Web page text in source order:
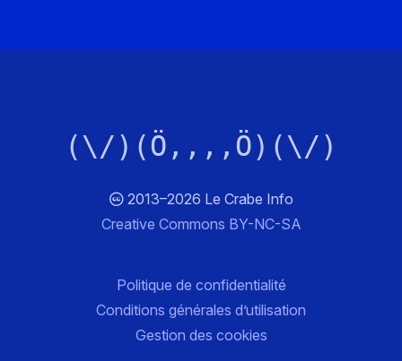
(\/)(Ö,,,,Ö)(\/)
2013–2026 Le Crabe Info
Creative Commons BY-NC-SA
Politique de confidentialité
Conditions générales d’utilisation
Gestion des cookies